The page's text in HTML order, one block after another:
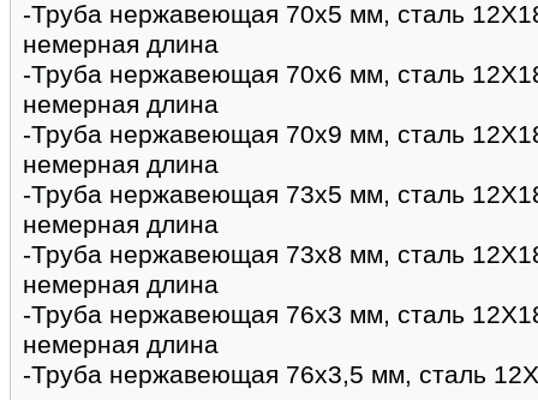
-Труба нержавеющая 70х5 мм, сталь
немерная длина
-Труба нержавеющая 70х6 мм, сталь
немерная длина
-Труба нержавеющая 70х9 мм, сталь
немерная длина
-Труба нержавеющая 73х5 мм, сталь
немерная длина
-Труба нержавеющая 73х8 мм, сталь
немерная длина
-Труба нержавеющая 76х3 мм, сталь
немерная длина
-Труба нержавеющая 76х3,5 мм, сталь